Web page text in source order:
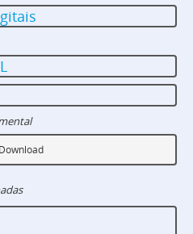
Download